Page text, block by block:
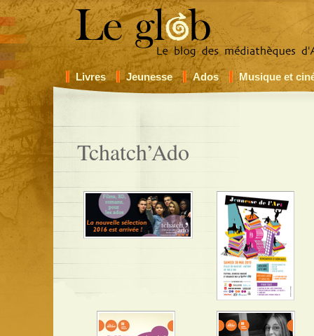
Livres Jeunesse Ados Musique et
Tchatch’Ado